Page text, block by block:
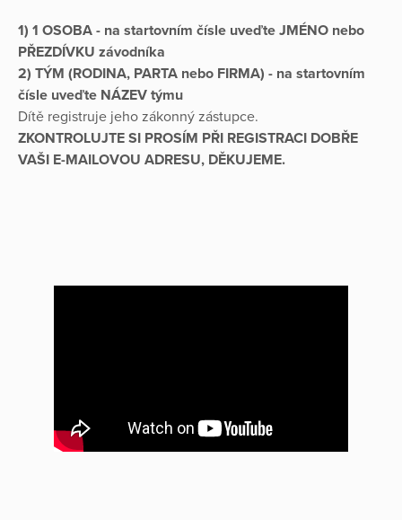
1) 1 OSOBA - na startovním čísle uveďte JMÉNO nebo
PŘEZDÍVKU závodníka
2) TÝM (RODINA, PARTA nebo FIRMA) - na startovním
čísle uveďte NÁZEV týmu
Dítě registruje jeho zákonný zástupce.
ZKONTROLUJTE SI PROSÍM PŘI REGISTRACI DOBŘE
VAŠI E-MAILOVOU ADRESU, DĚKUJEME.